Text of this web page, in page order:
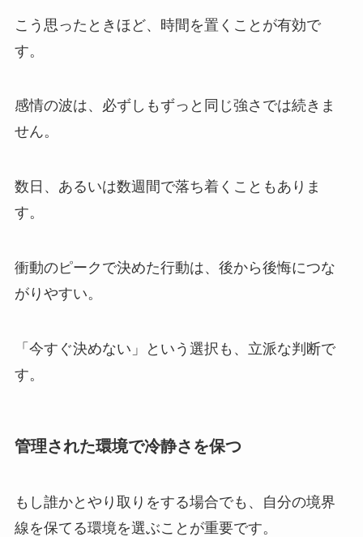
こう思ったときほど、時間を置くことが有効で
す。
感情の波は、必ずしもずっと同じ強さでは続きま
せん。
数日、あるいは数週間で落ち着くこともありま
す。
衝動のピークで決めた行動は、後から後悔につな
がりやすい。
「今すぐ決めない」という選択も、立派な判断で
す。
管理された環境で冷静さを保つ
もし誰かとやり取りをする場合でも、自分の境界
線を保てる環境を選ぶことが重要です。